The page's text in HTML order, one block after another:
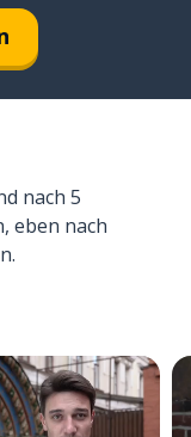
nach 5
eben nach